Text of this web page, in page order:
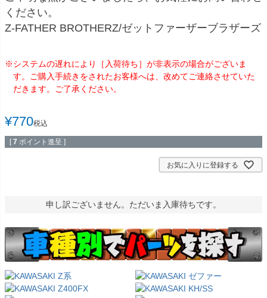
ください。
Z-FATHER BROTHERZ/ゼットファーザーブラザーズ
※システムの遅れにより［入荷待ち］が非表示の場合がございま
す。ご購入手続きをされたお客様へは、改めてご連絡させていた
だきます。ご了承ください。
¥770税込
[ 7 ポイント進呈 ]
お気に入りに登録する
申し訳ございません。ただいま入庫待ちです。